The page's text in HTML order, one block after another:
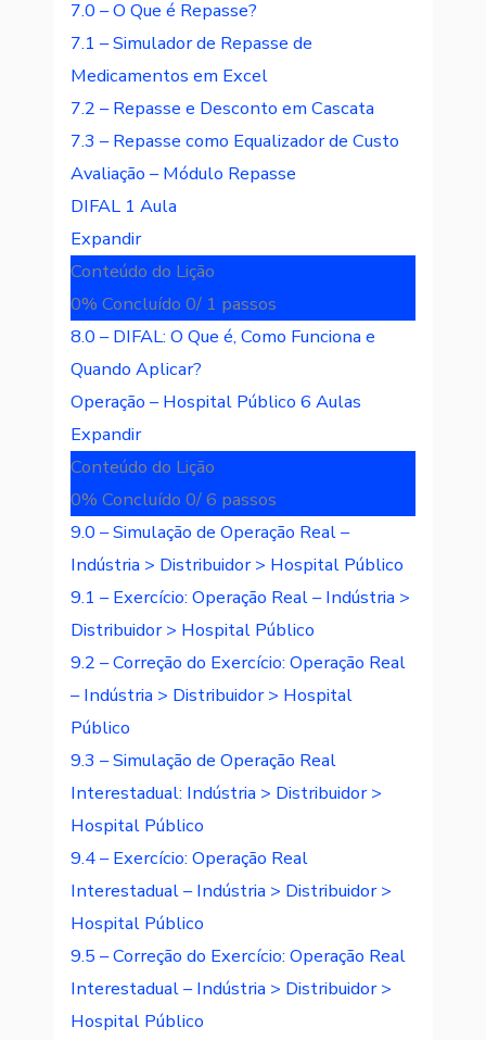
7.0 – O Que é Repasse?
7.1 – Simulador de Repasse de
Medicamentos em Excel
7.2 – Repasse e Desconto em Cascata
7.3 – Repasse como Equalizador de Custo
Avaliação – Módulo Repasse
DIFAL 1 Aula
Expandir
Conteúdo do Lição
0% Concluído0/ 1 passos
8.0 – DIFAL: O Que é, Como Funciona e
Quando Aplicar?
Operação – Hospital Público6 Aulas
Expandir
Conteúdo do Lição
0% Concluído0/ 6 passos
9.0 – Simulação de Operação Real –
Indústria > Distribuidor > Hospital Público
9.1 – Exercício: Operação Real – Indústria >
Distribuidor > Hospital Público
9.2 – Correção do Exercício: Operação Real
– Indústria > Distribuidor > Hospital
Público
9.3 – Simulação de Operação Real
Interestadual: Indústria > Distribuidor >
Hospital Público
9.4 – Exercício: Operação Real
Interestadual – Indústria > Distribuidor >
Hospital Público
9.5 – Correção do Exercício: Operação Real
Interestadual – Indústria > Distribuidor >
Hospital Público